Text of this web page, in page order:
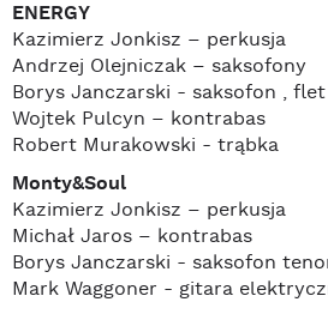
ENERGY
Kazimierz Jonkisz – perkusja
Andrzej Olejniczak – saksofony
Borys Janczarski - saksofon , flet
Wojtek Pulcyn – kontrabas
Robert Murakowski - trąbka
Monty&Soul
Kazimierz Jonkisz – perkusja
Michał Jaros – kontrabas
Borys Janczarski - saksofon
Mark Waggoner - gitara